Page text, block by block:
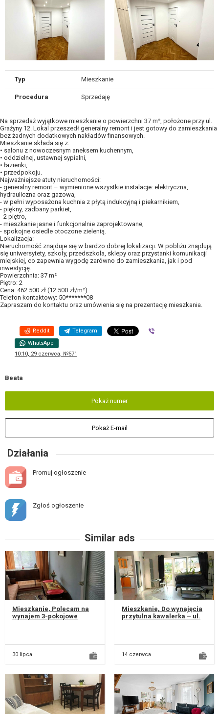
Typ Mieszkanie
Procedura Sprzedaję
Na sprzedaż wyjątkowe mieszkanie o powierzchni 37 m², położone przy ul.
Grażyny 12. Lokal przeszedł generalny remont i jest gotowy do zamieszkania
bez żadnych dodatkowych nakładów finansowych.
Mieszkanie składa się z:
• salonu z nowoczesnym aneksem kuchennym,
• oddzielnej, ustawnej sypialni,
• łazienki,
• przedpokoju.
Najważniejsze atuty nieruchomości:
- generalny remont – wymienione wszystkie instalacje: elektryczna,
hydrauliczna oraz gazowa,
- w pełni wyposażona kuchnia z płytą indukcyjną i piekarnikiem,
- piękny, zadbany parkiet,
- 2 piętro,
- mieszkanie jasne i funkcjonalnie zaprojektowane,
- spokojne osiedle otoczone zielenią.
Lokalizacja:
Nieruchomość znajduje się w bardzo dobrej lokalizacji. W pobliżu znajdują
się uniwersytety, szkoły, przedszkola, sklepy oraz przystanki komunikacji
miejskiej, co zapewnia wygodę zarówno do zamieszkania, jak i pod
inwestycję.
Powierzchnia: 37 m²
Piętro: 2
Cena: 462 500 zł (12 500 zł/m²)
Telefon kontaktowy: 50*******08
Zapraszam do kontaktu oraz umówienia się na prezentację mieszkania.
Reddit Telegram
WhatsApp
10:10, 29 czerwca, №571
Beata
Pokaż numer
Pokaż E-mail
Działania
Promuj ogłoszenie
Zgłoś ogłoszenie
Similar ads
Mieszkanie, Polecam na
wynajem 3-pokojowe
30 lipca
Mieszkanie, Do wynajęcia
przytulna kawalerka – ul.
14 czerwca